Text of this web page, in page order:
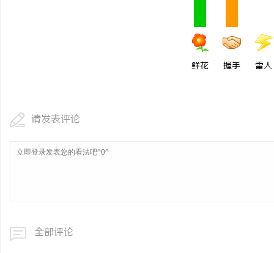
鲜花 握手 雷人
请发表评论
全部评论